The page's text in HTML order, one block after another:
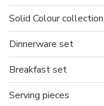
Solid Colour
Dinnerware set
Breakfast set
Serving pieces